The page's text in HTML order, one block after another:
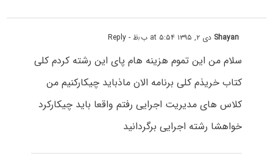
Shayan دی ۲, ۱۳۹۵ at ۵:۵۴ ب٫ظ - Reply
سلام من این تموم هزینه هام پای این رشته کردم کلی
کتاب خریذم کلی برنامه الان ماذباید چیکارکنیم من
کلاس های مدیریت اجرایی رفتم واقعا باید چیکارکرد
خواهشا رشته اجرایی برگردانید